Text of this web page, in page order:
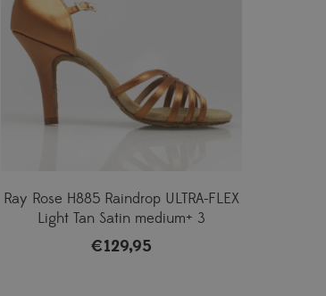
Ray Rose H885 Raindrop ULTRA-FLEX
Light Tan Satin medium+ 3
€129,95